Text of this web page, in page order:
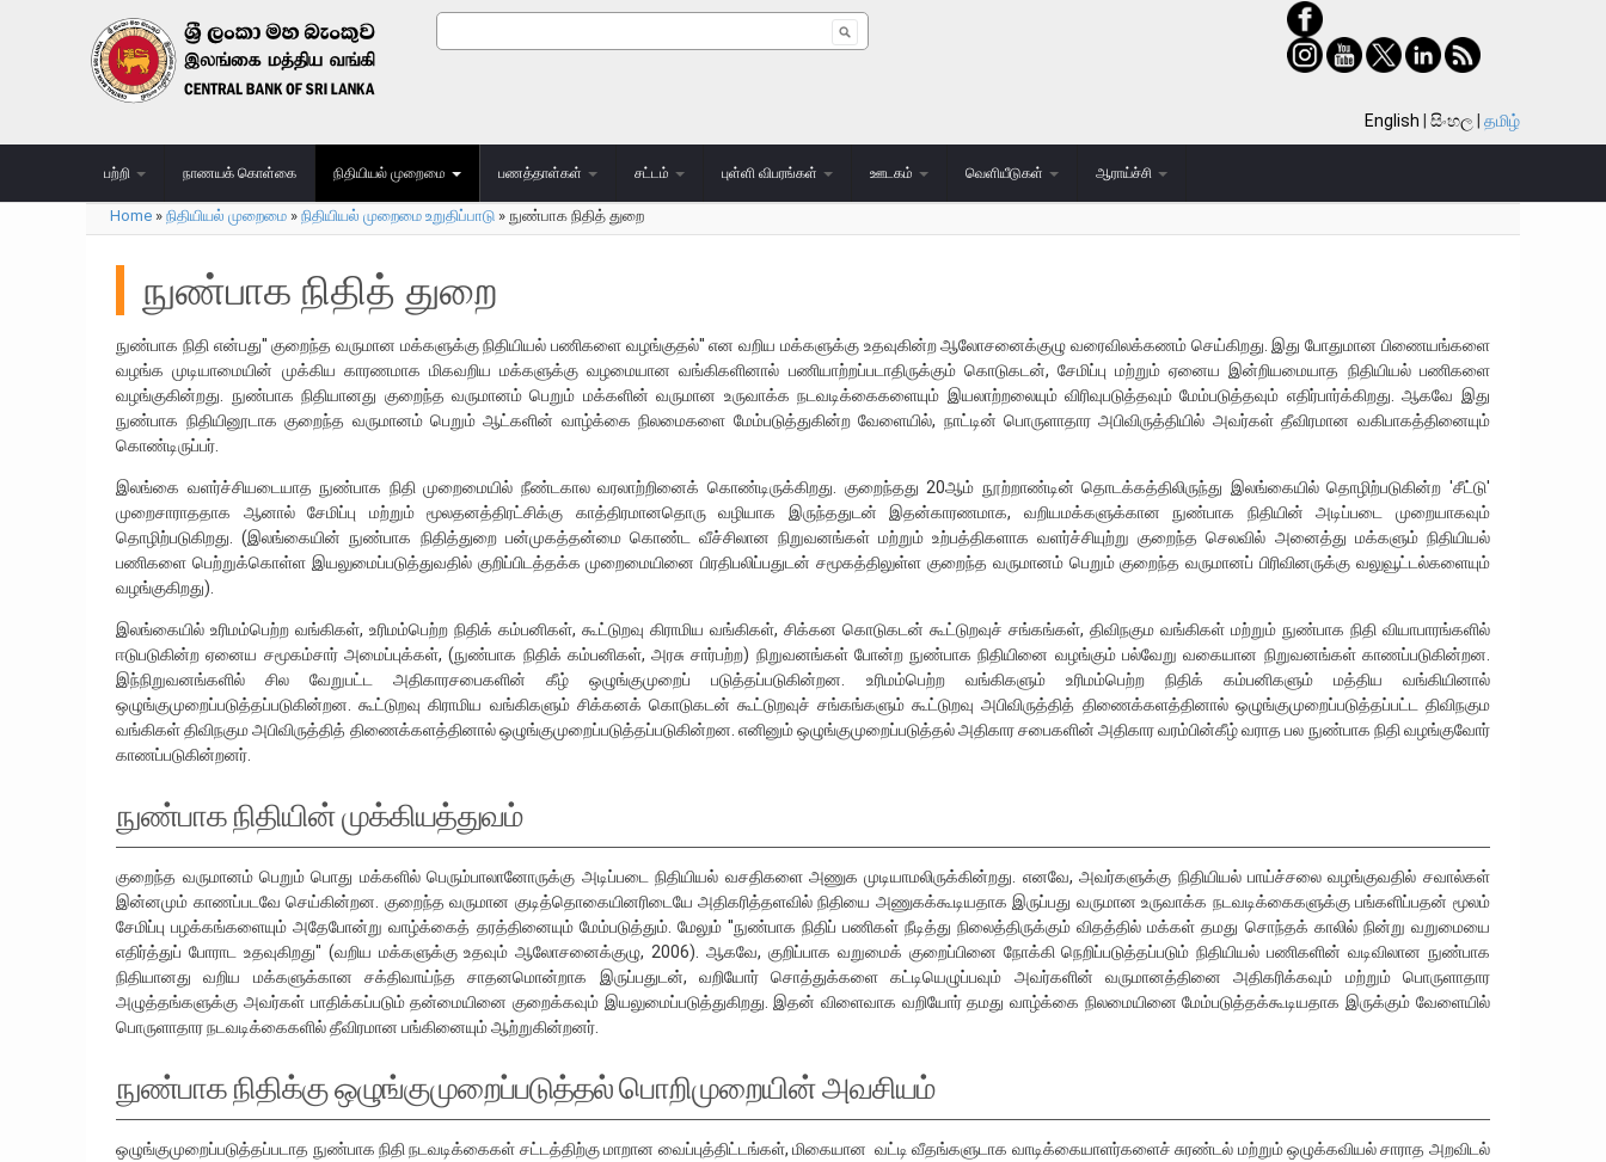
Search form
English සිංහල தமிழ்
பற்றி நாணயக் கொள்கை நிதியியல் முறைமை பணத்தாள்கள் சட்டம் புள்ளி விபரங்கள் ஊடகம் வெளியீடுகள் ஆராய்ச்சி
You are here
Home » நிதியியல் முறைமை » நிதியியல் முறைமை உறுதிப்பாடு » நுண்பாக நிதித் துறை
நுண்பாக நிதித் துறை
நுண்பாக நிதி என்பது'' குறைந்த வருமான மக்களுக்கு நிதியியல் பணிகளை வழங்குதல்'' என வறிய மக்களுக்கு உதவுகின்ற ஆலோசனைக்குழு வரைவிலக்கணம் செய்கிறது. இது போதுமான பிணையங்களை
வழங்க முடியாமையின் முக்கிய காரணமாக மிகவறிய மக்களுக்கு வழமையான வங்கிகளினால் பணியாற்றப்படாதிருக்கும் கொடுகடன், சேமிப்பு மற்றும் ஏனைய இன்றியமையாத நிதியியல் பணிகளை
வழங்குகின்றது. நுண்பாக நிதியானது குறைந்த வருமானம் பெறும் மக்களின் வருமான உருவாக்க நடவடிக்கைகளையும் இயலாற்றலையும் விரிவுபடுத்தவும் மேம்படுத்தவும் எதிர்பார்க்கிறது. ஆகவே இது
நுண்பாக நிதியினூடாக குறைந்த வருமானம் பெறும் ஆட்களின் வாழ்க்கை நிலமைகளை மேம்படுத்துகின்ற வேளையில், நாட்டின் பொருளாதார அபிவிருத்தியில் அவர்கள் தீவிரமான வகிபாகத்தினையும்
கொண்டிருப்பர்.
இலங்கை வளர்ச்சியடையாத நுண்பாக நிதி முறைமையில் நீண்டகால வரலாற்றினைக் கொண்டிருக்கிறது. குறைந்தது 20ஆம் நூற்றாண்டின் தொடக்கத்திலிருந்து இலங்கையில் தொழிற்படுகின்ற 'சீட்டு'
முறைசாராததாக ஆனால் சேமிப்பு மற்றும் மூலதனத்திரட்சிக்கு காத்திரமானதொரு வழியாக இருந்ததுடன் இதன்காரணமாக, வறியமக்களுக்கான நுண்பாக நிதியின் அடிப்படை முறையாகவும்
தொழிற்படுகிறது. (இலங்கையின் நுண்பாக நிதித்துறை பன்முகத்தன்மை கொண்ட வீச்சிலான நிறுவனங்கள் மற்றும் உற்பத்திகளாக வளர்ச்சியுற்று குறைந்த செலவில் அனைத்து மக்களும் நிதியியல்
பணிகளை பெற்றுக்கொள்ள இயலுமைப்படுத்துவதில் குறிப்பிடத்தக்க முறைமையினை பிரதிபலிப்பதுடன் சமூகத்திலுள்ள குறைந்த வருமானம் பெறும் குறைந்த வருமானப் பிரிவினருக்கு வலுவூட்டல்களையும்
வழங்குகிறது).
இலங்கையில் உரிமம்பெற்ற வங்கிகள், உரிமம்பெற்ற நிதிக் கம்பனிகள், கூட்டுறவு கிராமிய வங்கிகள், சிக்கன கொடுகடன் கூட்டுறவுச் சங்கங்கள், திவிநகும வங்கிகள் மற்றும் நுண்பாக நிதி வியாபாரங்களில்
ஈடுபடுகின்ற ஏனைய சமூகம்சார் அமைப்புக்கள், (நுண்பாக நிதிக் கம்பனிகள், அரசு சார்பற்ற) நிறுவனங்கள் போன்ற நுண்பாக நிதியினை வழங்கும் பல்வேறு வகையான நிறுவனங்கள் காணப்படுகின்றன.
இந்நிறுவனங்களில் சில வேறுபட்ட அதிகாரசபைகளின் கீழ் ஒழுங்குமுறைப் படுத்தப்படுகின்றன. உரிமம்பெற்ற வங்கிகளும் உரிமம்பெற்ற நிதிக் கம்பனிகளும் மத்திய வங்கியினால்
ஒழுங்குமுறைப்படுத்தப்படுகின்றன. கூட்டுறவு கிராமிய வங்கிகளும் சிக்கனக் கொடுகடன் கூட்டுறவுச் சங்கங்களும் கூட்டுறவு அபிவிருத்தித் திணைக்களத்தினால் ஒழுங்குமுறைப்படுத்தப்பட்ட திவிநகும
வங்கிகள் திவிநகும அபிவிருத்தித் திணைக்களத்தினால் ஒழுங்குமுறைப்படுத்தப்படுகின்றன. எனினும் ஒழுங்குமுறைப்படுத்தல் அதிகார சபைகளின் அதிகார வரம்பின்கீழ் வராத பல நுண்பாக நிதி வழங்குவோர்
காணப்படுகின்றனர்.
நுண்பாக நிதியின் முக்கியத்துவம்
குறைந்த வருமானம் பெறும் பொது மக்களில் பெரும்பாலானோருக்கு அடிப்படை நிதியியல் வசதிகளை அணுக முடியாமலிருக்கின்றது. எனவே, அவர்களுக்கு நிதியியல் பாய்ச்சலை வழங்குவதில் சவால்கள்
இன்னமும் காணப்படவே செய்கின்றன. குறைந்த வருமான குடித்தொகையினரிடையே அதிகரித்தளவில் நிதியை அணுகக்கூடியதாக இருப்பது வருமான உருவாக்க நடவடிக்கைகளுக்கு பங்களிப்பதன் மூலம்
சேமிப்பு பழக்கங்களையும் அதேபோன்று வாழ்க்கைத் தரத்தினையும் மேம்படுத்தும். மேலும் ''நுண்பாக நிதிப் பணிகள் நீடித்து நிலைத்திருக்கும் விதத்தில் மக்கள் தமது சொந்தக் காலில் நின்று வறுமையை
எதிர்த்துப் போராட உதவுகிறது'' (வறிய மக்களுக்கு உதவும் ஆலோசனைக்குழு, 2006). ஆகவே, குறிப்பாக வறுமைக் குறைப்பினை நோக்கி நெறிப்படுத்தப்படும் நிதியியல் பணிகளின் வடிவிலான நுண்பாக
நிதியானது வறிய மக்களுக்கான சக்திவாய்ந்த சாதனமொன்றாக இருப்பதுடன், வறியோர் சொத்துக்களை கட்டியெழுப்பவும் அவர்களின் வருமானத்தினை அதிகரிக்கவும் மற்றும் பொருளாதார
அழுத்தங்களுக்கு அவர்கள் பாதிக்கப்படும் தன்மையினை குறைக்கவும் இயலுமைப்படுத்துகிறது. இதன் விளைவாக வறியோர் தமது வாழ்க்கை நிலமையினை மேம்படுத்தக்கூடியதாக இருக்கும் வேளையில்
பொருளாதார நடவடிக்கைகளில் தீவிரமான பங்கினையும் ஆற்றுகின்றனர்.
நுண்பாக நிதிக்கு ஒழுங்குமுறைப்படுத்தல் பொறிமுறையின் அவசியம்
ஒழுங்குமுறைப்படுத்தப்படாத நுண்பாக நிதி நடவடிக்கைகள் சட்டத்திற்கு மாறான வைப்புத்திட்டங்கள், மிகையான வட்டி வீதங்களுடாக வாடிக்கையாளர்களைச் சுரண்டல் மற்றும் ஒழுக்கவியல் சாராத அறவிடல்